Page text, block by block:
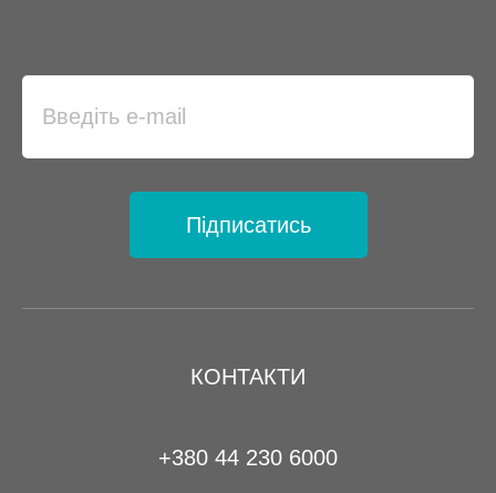
КОНТАКТИ
+380 44 230 6000
Підписатись